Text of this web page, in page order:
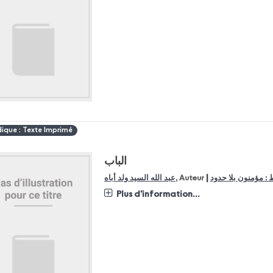
: Texte Imprimé
الباب
عبد الله السيد ولد أباه, Auteur : مؤمنون بلا حدود
Plus d'information...